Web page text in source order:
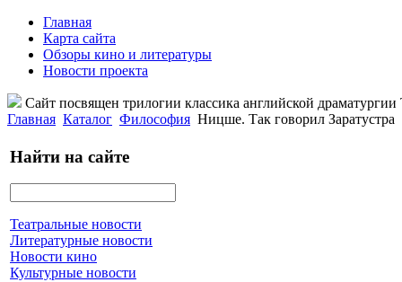
Главная
Карта сайта
Обзоры кино и литературы
Новости проекта
Сайт посвящен трилогии классика английской
Главная Каталог Философия Ницше. Так говорил Заратустра
Найти на сайте
Театральные новости
Литературные новости
Новости кино
Культурные новости